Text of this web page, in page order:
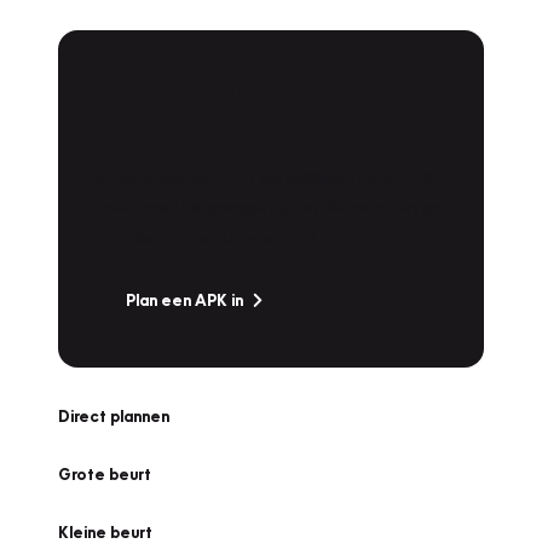
Plan een APK in
Direct plannen
Grote beurt
Kleine beurt